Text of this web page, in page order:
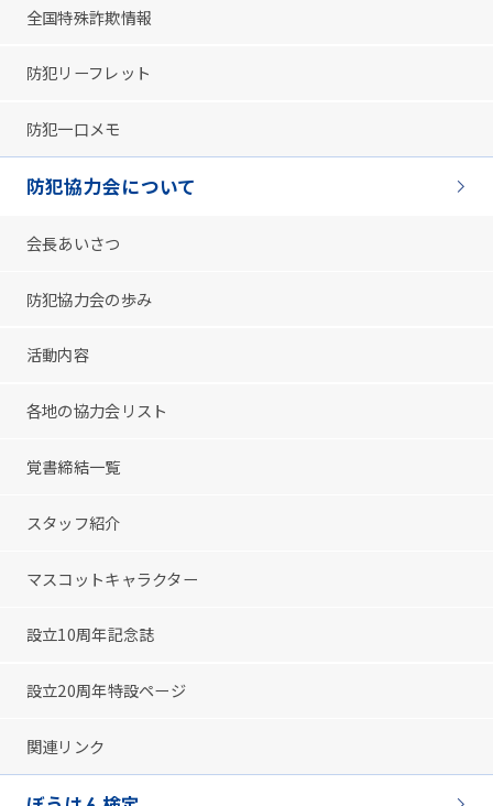
全国特殊詐欺情報
防犯リーフレット
防犯一口メモ
防犯協力会について
会長あいさつ
防犯協力会の歩み
活動内容
各地の協力会リスト
覚書締結一覧
スタッフ紹介
マスコットキャラクター
設立10周年記念誌
設立20周年特設ページ
関連リンク